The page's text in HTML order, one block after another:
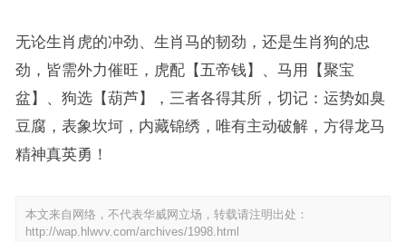
无论生肖虎的冲劲、生肖马的韧劲，还是生肖狗的忠
劲，皆需外力催旺，虎配【五帝钱】、马用【聚宝
盆】、狗选【葫芦】，三者各得其所，切记：运势如臭
豆腐，表象坎坷，内藏锦绣，唯有主动破解，方得龙马
精神真英勇！
本文来自网络，不代表华威网立场，转载请注明出处：
http://wap.hlwvv.com/archives/1998.html